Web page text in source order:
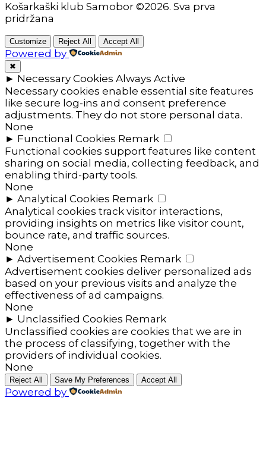
Košarkaški klub Samobor ©2026. Sva prva
pridržana
Customize Reject All Accept All
Powered by
✖
► Necessary Cookies Always Active
Necessary cookies enable essential site features
like secure log-ins and consent preference
adjustments. They do not store personal data.
None
► Functional Cookies Remark
Functional cookies support features like content
sharing on social media, collecting feedback, and
enabling third-party tools.
None
► Analytical Cookies Remark
Analytical cookies track visitor interactions,
providing insights on metrics like visitor count,
bounce rate, and traffic sources.
None
► Advertisement Cookies Remark
Advertisement cookies deliver personalized ads
based on your previous visits and analyze the
effectiveness of ad campaigns.
None
► Unclassified Cookies Remark
Unclassified cookies are cookies that we are in
the process of classifying, together with the
providers of individual cookies.
None
Reject All Save My Preferences Accept All
Powered by